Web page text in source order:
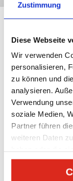
Zustimmung
Diese Webseite
Wir verwenden
personalisieren,
zu können und
analysieren.
Verwendung
soziale Medien,
Partner führen
weiteren Daten
gesammelt
UMZUG
Von
Ihre neue Heimat
sondern Linz?
Umzugsbegleiter
Wir planen,
Ihren Umzug
allen Fragen
Anliegen bei Ihrem
Einige wichtige
nach Linz haben